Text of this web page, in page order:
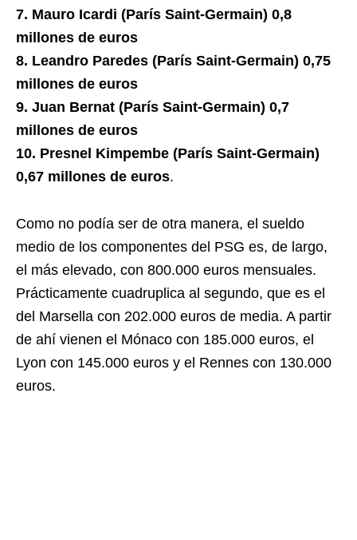
7. Mauro Icardi (París Saint-Germain) 0,8
millones de euros
8. Leandro Paredes (París Saint-Germain) 0,75
millones de euros
9. Juan Bernat (París Saint-Germain) 0,7
millones de euros
10. Presnel Kimpembe (París Saint-Germain)
0,67 millones de euros.
Como no podía ser de otra manera, el sueldo
medio de los componentes del PSG es, de largo,
el más elevado, con 800.000 euros mensuales.
Prácticamente cuadruplica al segundo, que es el
del Marsella con 202.000 euros de media. A partir
de ahí vienen el Mónaco con 185.000 euros, el
Lyon con 145.000 euros y el Rennes con 130.000
euros.